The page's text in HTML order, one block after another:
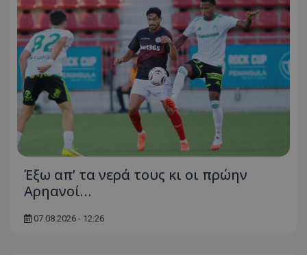
Έξω απ’ τα νερά τους κι οι πρώην
Αρηανοί…
07.08.2026 - 12:26